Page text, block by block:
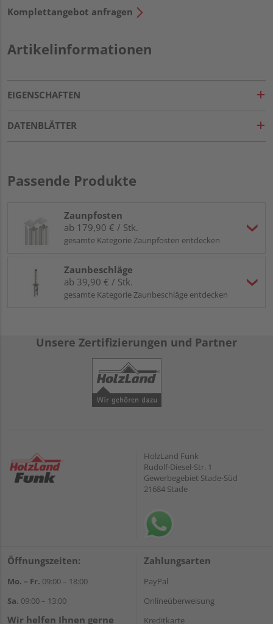
Komplettangebot anfragen
Artikelinformationen
EIGENSCHAFTEN
DATENBLÄTTER
Passende Produkte
Zaunpfosten
ab 179,90 € / Stk.
gesamte Kategorie Zaunpfosten entdecken
Zaunbeschläge
ab 39,90 € / Stk.
gesamte Kategorie Zaunbeschläge entdecken
Unsere Zertifizierungen und Partner
HolzLand Funk
Rudolf-Diesel-Str. 1
Gewerbegebiet Stade-Süd
21684 Stade
Öffnungszeiten:
Mo. – Fr. 09:00 – 18:00
Sa. 09:00 – 13:00
Wir helfen Ihnen gerne
Zahlungsarten
PayPal
Onlineüberweisung
Kreditkarte